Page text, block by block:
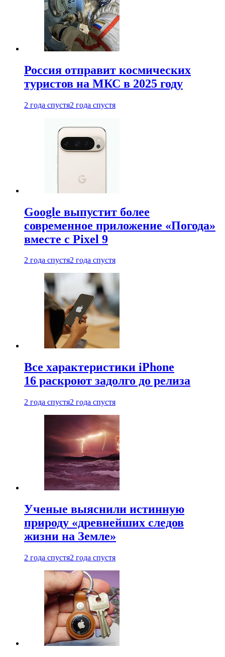
Россия отправит космических
туристов на МКС в 2025 году
2 года спустя2 года спустя
Google выпустит более
современное приложение «Погода»
вместе с Pixel 9
2 года спустя2 года спустя
Все характеристики iPhone
16 раскроют задолго до релиза
2 года спустя2 года спустя
Ученые выяснили истинную
природу «древнейших следов
жизни на Земле»
2 года спустя2 года спустя